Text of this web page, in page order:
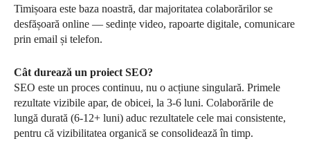
Timișoara este baza noastră, dar majoritatea colaborărilor se
desfășoară online — sedințe video, rapoarte digitale, comunicare
prin email și telefon.
Cât durează un proiect SEO?
SEO este un proces continuu, nu o acțiune singulară. Primele
rezultate vizibile apar, de obicei, la 3-6 luni. Colaborările de
lungă durată (6-12+ luni) aduc rezultatele cele mai consistente,
pentru că vizibilitatea organică se consolidează în timp.